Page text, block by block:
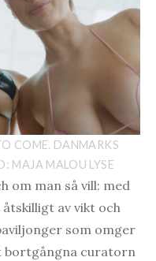
COME. DANMARKS
MAJA MALOU LYSE
om man så vill: med
av vikt och
som omger
bortgångna curatorn